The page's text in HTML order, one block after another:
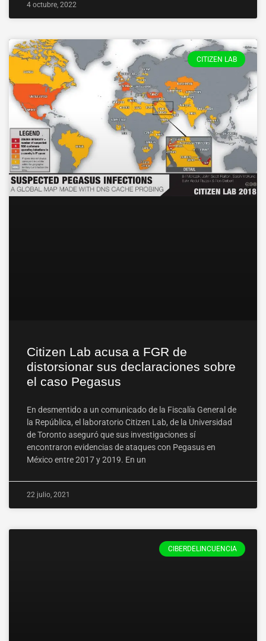
4 octubre, 2022
CITIZEN LAB
Citizen Lab acusa a FGR de
distorsionar sus declaraciones sobre
el caso Pegasus
En desmentido a un comunicado de la Fiscalía General de
la República, el laboratorio Citizen Lab, de la Universidad
de Toronto aseguró que sus investigaciones sí
encontraron evidencias de ataques con Pegasus en
México entre 2017 y 2019. En un
22 julio, 2021
CIBERDELINCUENCIA